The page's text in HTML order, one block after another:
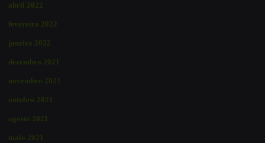
abril 2022
fevereiro 2022
janeiro 2022
dezembro 2021
novembro 2021
outubro 2021
agosto 2021
maio 2021